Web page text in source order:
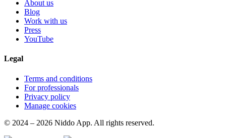
About us
Blog
Work with us
Press
YouTube
Legal
Terms and conditions
For professionals
Privacy policy
Manage cookies
© 2024 – 2026 Niddo App. All rights reserved.